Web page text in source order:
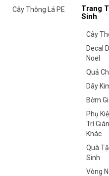
Cây Thông Lá PE
Trang
Sinh
Cây
Decal
Noel
Quả
Dây
Bờm
Phụ
Trí
Khác
Quà
Sinh
Vòng